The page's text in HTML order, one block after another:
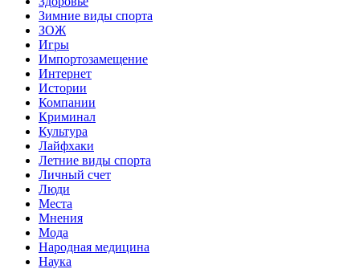
Зимние виды спорта
ЗОЖ
Игры
Импортозамещение
Интернет
Истории
Компании
Криминал
Культура
Лайфхаки
Летние виды спорта
Личный счет
Люди
Места
Мнения
Мода
Народная медицина
Наука